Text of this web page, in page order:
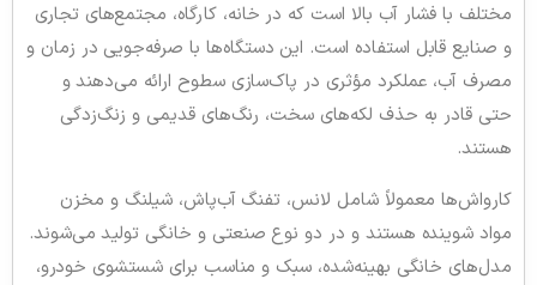
با فشار آب بالا است که در خانه، کارگاه، مجتمع‌های تجاری
قابل استفاده است. این دستگاه‌ها با صرفه‌جویی در زمان و
آب، عملکرد مؤثری در پاک‌سازی سطوح ارائه می‌دهند و
قادر به حذف لکه‌های سخت، رنگ‌های قدیمی و زنگ‌زدگی
معمولاً شامل لانس، تفنگ آب‌پاش، شیلنگ و مخزن
شوینده هستند و در دو نوع صنعتی و خانگی تولید می‌شوند.
خانگی بهینه‌شده، سبک و مناسب برای شستشوی خودرو،